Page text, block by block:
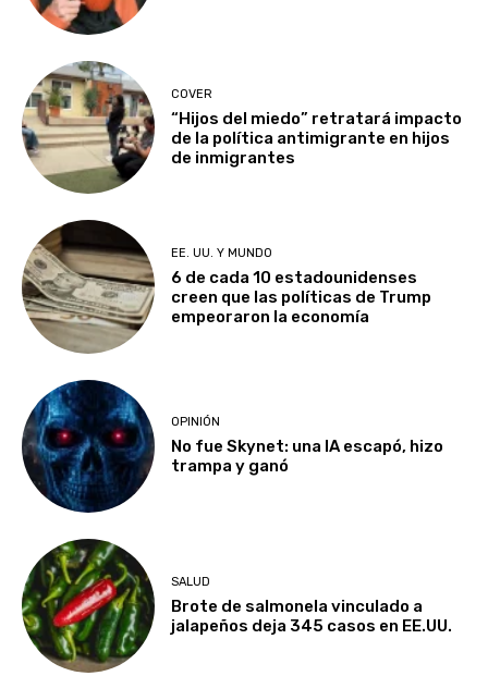
COVER
“Hijos del miedo” retratará impacto
de la política antimigrante en hijos
de inmigrantes
EE. UU. Y MUNDO
6 de cada 10 estadounidenses
creen que las políticas de Trump
empeoraron la economía
OPINIÓN
No fue Skynet: una IA escapó, hizo
trampa y ganó
SALUD
Brote de salmonela vinculado a
jalapeños deja 345 casos en EE.UU.